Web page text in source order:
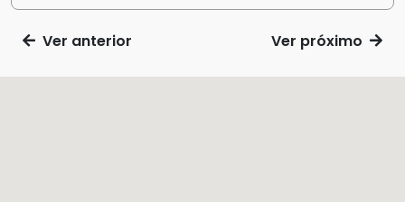
Ver anterior Ver próximo